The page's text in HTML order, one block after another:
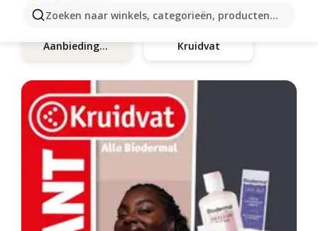
Zoeken naar winkels, categorieën, producten...
Aanbiedingen Kruidvat